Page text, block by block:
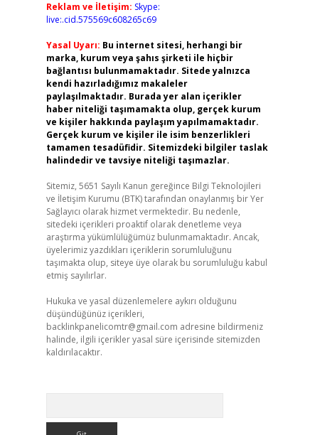
Reklam ve İletişim: Skype:
live:.cid.575569c608265c69
Yasal Uyarı: Bu internet sitesi, herhangi bir
marka, kurum veya şahıs şirketi ile hiçbir
bağlantısı bulunmamaktadır. Sitede yalnızca
kendi hazırladığımız makaleler
paylaşılmaktadır. Burada yer alan içerikler
haber niteliği taşımamakta olup, gerçek kurum
ve kişiler hakkında paylaşım yapılmamaktadır.
Gerçek kurum ve kişiler ile isim benzerlikleri
tamamen tesadüfidir. Sitemizdeki bilgiler taslak
halindedir ve tavsiye niteliği taşımazlar.
Sitemiz, 5651 Sayılı Kanun gereğince Bilgi Teknolojileri
ve İletişim Kurumu (BTK) tarafından onaylanmış bir Yer
Sağlayıcı olarak hizmet vermektedir. Bu nedenle,
sitedeki içerikleri proaktif olarak denetleme veya
araştırma yükümlülüğümüz bulunmamaktadır. Ancak,
üyelerimiz yazdıkları içeriklerin sorumluluğunu
taşımakta olup, siteye üye olarak bu sorumluluğu kabul
etmiş sayılırlar.
Hukuka ve yasal düzenlemelere aykırı olduğunu
düşündüğünüz içerikleri,
backlinkpanelicomtr@gmail.com adresine bildirmeniz
halinde, ilgili içerikler yasal süre içerisinde sitemizden
kaldırılacaktır.